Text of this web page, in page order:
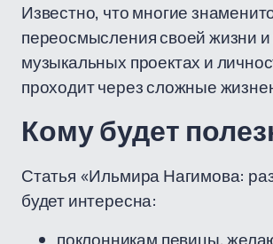
Известно, что многие
переосмысления своей жизни
музыкальных проектах и
проходит через сложные
Кому будет
Статья «Ильмира Нагимова:
будет интересна: